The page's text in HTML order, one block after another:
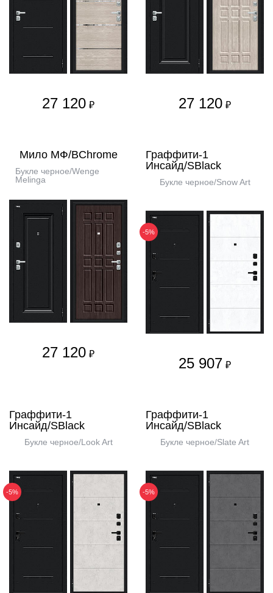
27 120 ₽ 27 120 ₽
Мило МФ/BChrome
Букле черное/Wenge
Melinga
27 120 ₽
Граффити-1
Инсайд/SBlack
Букле черное/Snow Art
-5%
25 907 ₽
Граффити-1
Инсайд/SBlack
Букле черное/Look Art
-5%
Граффити-1
Инсайд/SBlack
Букле черное/Slate Art
-5%